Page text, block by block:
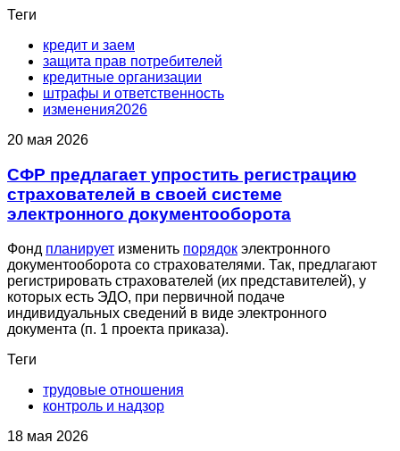
Теги
кредит и заем
защита прав потребителей
кредитные организации
штрафы и ответственность
изменения2026
20 мая 2026
СФР предлагает упростить регистрацию
страхователей в своей системе
электронного документооборота
Фонд планирует изменить порядок электронного
документооборота со страхователями. Так, предлагают
регистрировать страхователей (их представителей), у
которых есть ЭДО, при первичной подаче
индивидуальных сведений в виде электронного
документа (п. 1 проекта приказа).
Теги
трудовые отношения
контроль и надзор
18 мая 2026